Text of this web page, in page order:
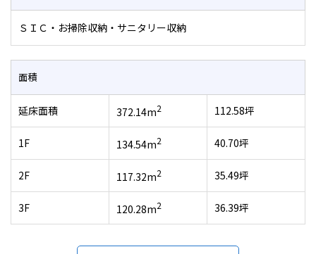
ＳＩＣ・お掃除収納・サニタリー収納
面積
延床面積 372.14m2 112.58坪
1F 134.54m2 40.70坪
2F 117.32m2 35.49坪
3F 120.28m2 36.39坪